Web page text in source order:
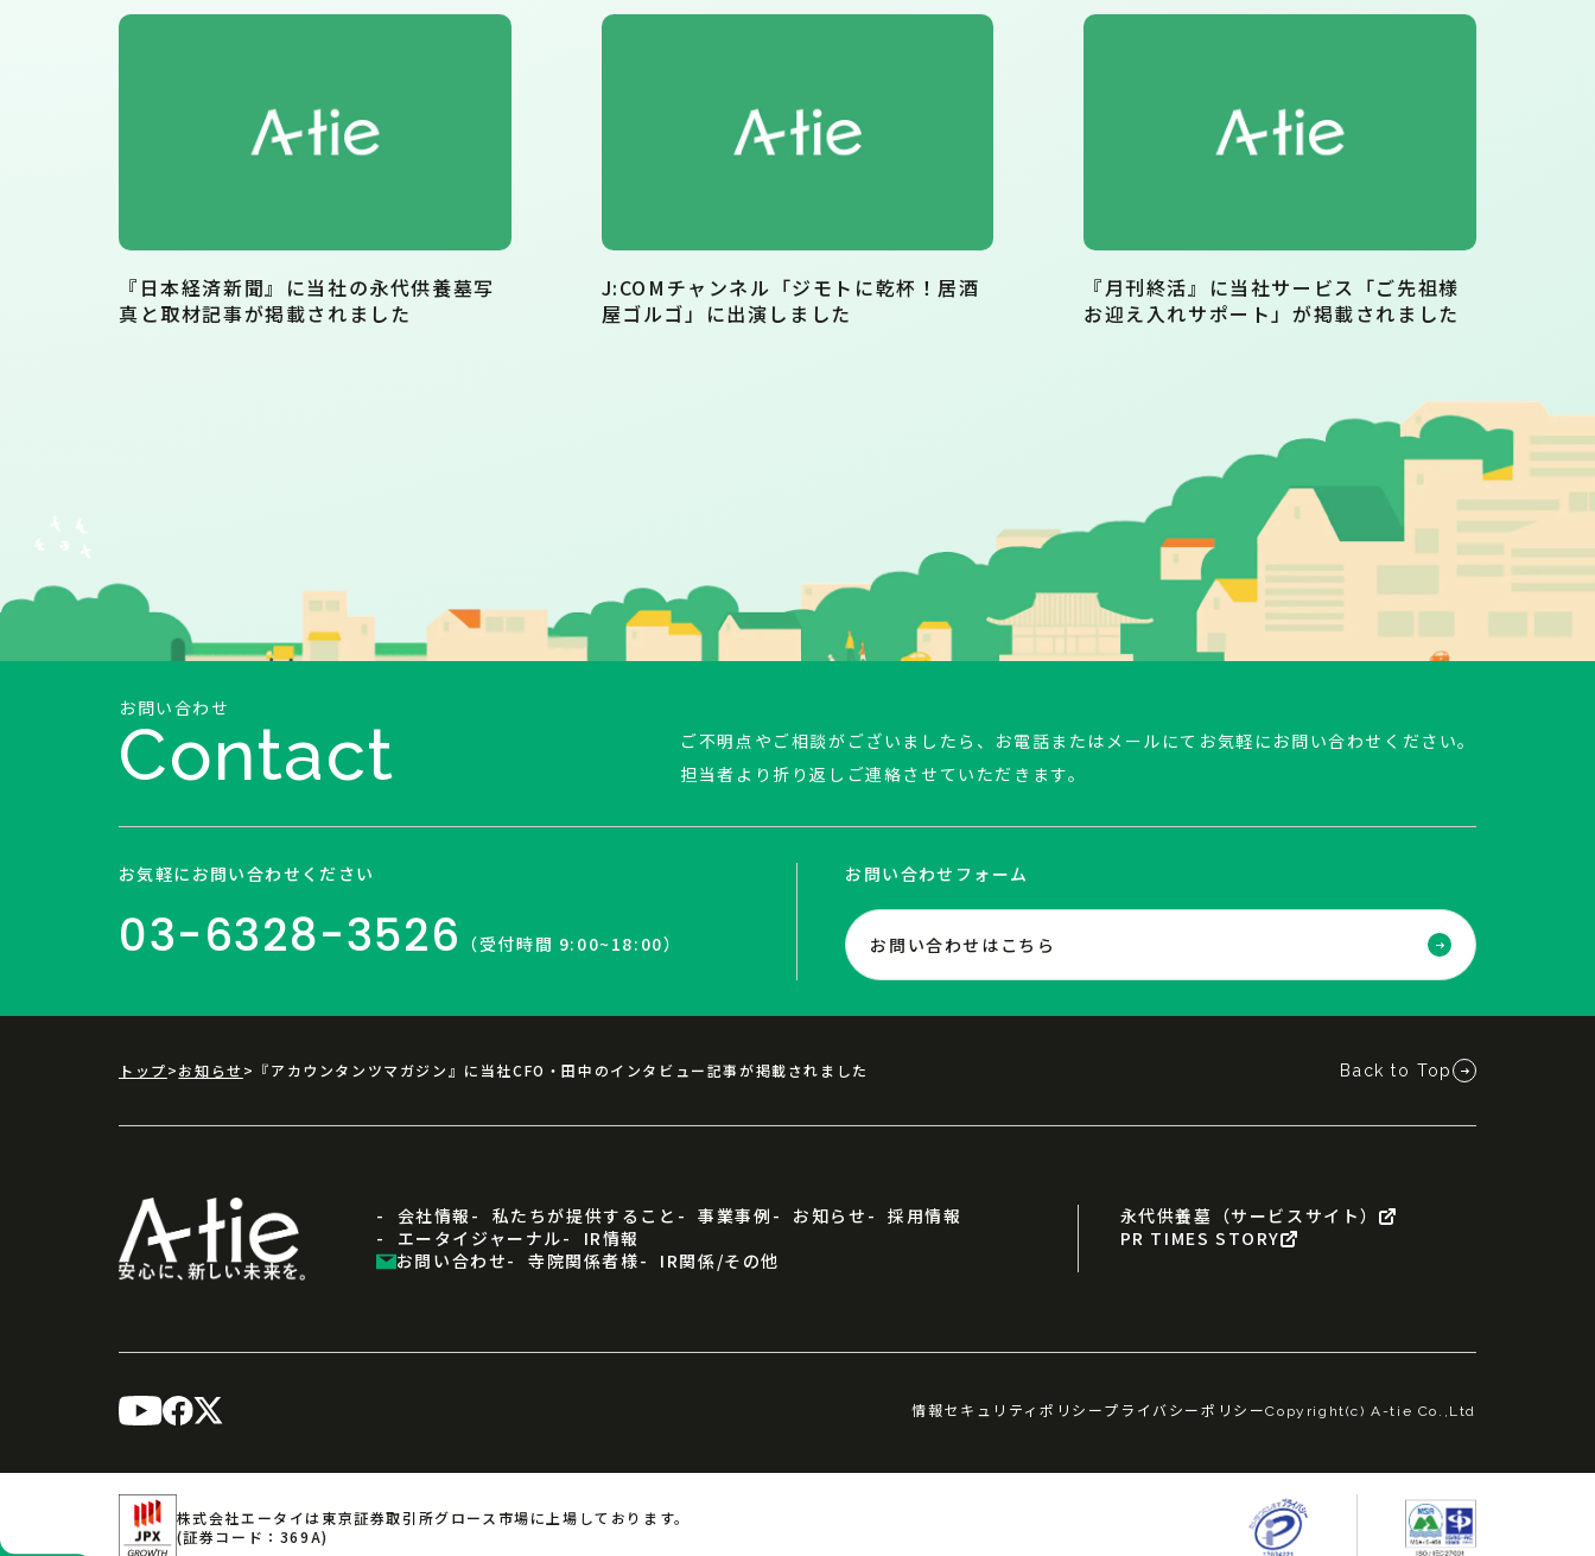
『日本経済新聞』に当社の永代供養墓写
真と取材記事が掲載されました
J:COMチャンネル「ジモトに乾杯！居酒
屋ゴルゴ」に出演しました
『月刊終活』に当社サービス「ご先祖様
お迎え入れサポート」が掲載されました
お問い合わせ
Contact
ご不明点やご相談がございましたら、お電話またはメールにてお気軽にお問い合わせください。
担当者より折り返しご連絡させていただきます。
お気軽にお問い合わせください
03-6328-3526 （受付時間 9:00~18:00）
お問い合わせフォーム
お問い合わせはこちら
トップ お知らせ 『アカウンタンツマガジン』に当社CFO・田中のインタビュー記事が掲載されました Back to Top
会社情報 私たちが提供すること 事業事例 お知らせ
採用情報
エータイジャーナル
IR情報
お問い合わせ
寺院関係者様 IR関係/その他
永代供養墓（サービスサイト）
PR TIMES STORY
情報セキュリティポリシープライバシーポリシーCopyright(c) A-tie Co.,Ltd
株式会社エータイは東京証券取引所グロース市場に上場しております。
(証券コード：369A)